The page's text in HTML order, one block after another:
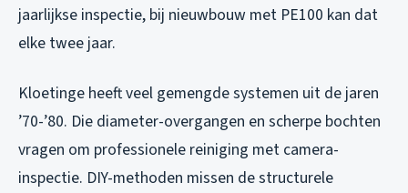
jaarlijkse inspectie, bij nieuwbouw met PE100 kan dat
elke twee jaar.
Kloetinge heeft veel gemengde systemen uit de jaren
’70-’80. Die diameter-overgangen en scherpe bochten
vragen om professionele reiniging met camera-
inspectie. DIY-methoden missen de structurele